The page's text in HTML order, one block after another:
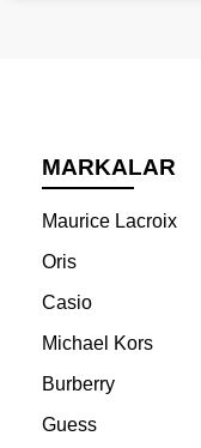
MARKALAR
Maurice Lacroix
Oris
Casio
Michael Kors
Burberry
Guess